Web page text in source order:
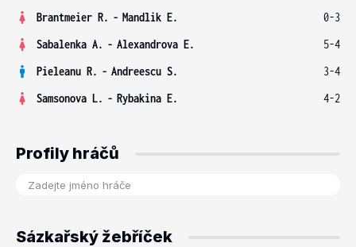
Brantmeier R. - Mandlik E.
0-3
Sabalenka A. - Alexandrova E.
5-4
Pieleanu R. - Andreescu S.
3-4
Samsonova L. - Rybakina E. 4-2
Profily hráčů
Sázkařský žebříček